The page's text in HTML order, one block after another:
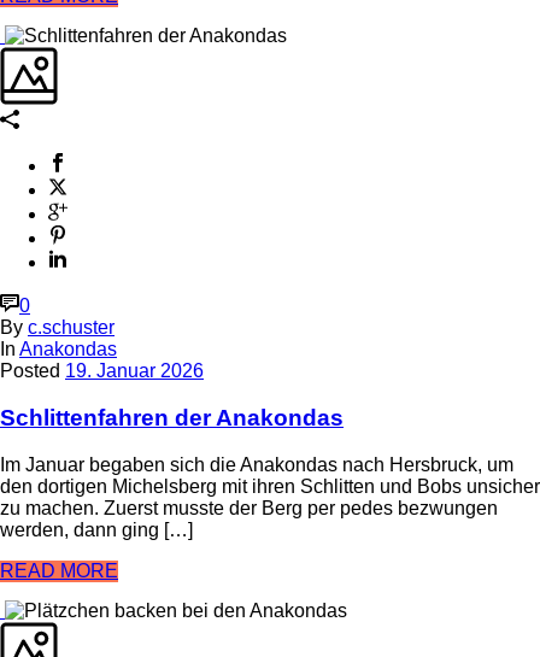
0
By c.schuster
In Anakondas
Posted 19. Januar 2026
Schlittenfahren der Anakondas
Im Januar begaben sich die Anakondas nach Hersbruck, um
den dortigen Michelsberg mit ihren Schlitten und Bobs unsicher
zu machen. Zuerst musste der Berg per pedes bezwungen
werden, dann ging […]
READ MORE